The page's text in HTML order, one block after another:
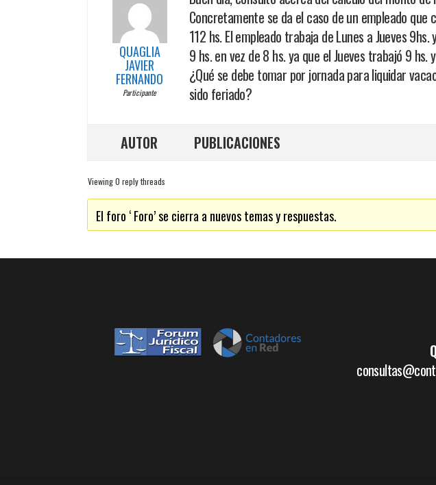
QUAGLIA
JAVIER
FERNANDO
Participante
Concretamente se da el caso de un empleado que
112 hs. El empleado trabaja de Lunes a Jueves
9 hs. en vez de 8 hs. ya que el Jueves trabajó 9
¿Qué se debe tomar por jornada para liquidar
sido feriado?
AUTOR PUBLICACIONES
Viewing 0 reply threads
El foro ‘ Foro’ se cierra a nuevos temas y respuestas.